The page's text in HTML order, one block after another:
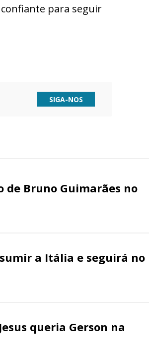
para seguir
SIGA-NOS
Bruno Guimarães no
a Itália e seguirá no
queria Gerson na